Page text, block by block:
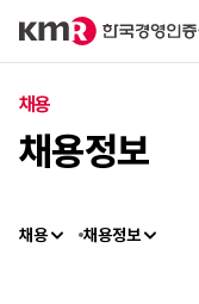
채용
채용정보
채용 채용정보